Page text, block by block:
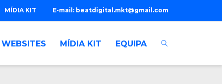
E-mail: beatdigital.mkt@gmail.com
MÍDIA KIT
WEBSITES MÍDIA KIT EQUIPA